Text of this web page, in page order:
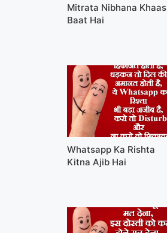
Mitrata Nibhana Khaas
Baat Hai
Whatsapp Ka Rishta
Kitna Ajib Hai